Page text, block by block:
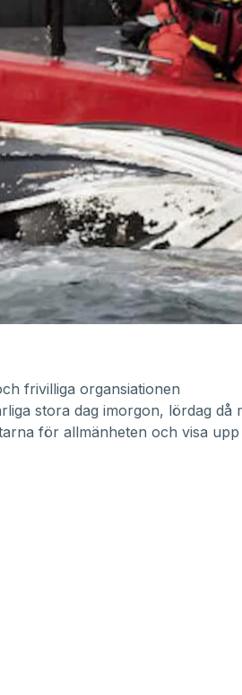
frivilliga organsiationen
stora dag imorgon, lördag då
för allmänheten och visa upp